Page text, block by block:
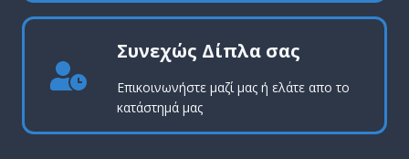
Συνεχώς Δίπλα σας
Επικοινωνήστε μαζί μας ή ελάτε απο το
κατάστημά μας